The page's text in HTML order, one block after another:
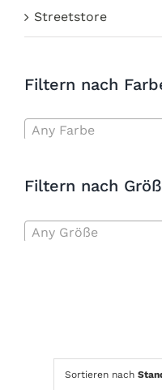
Sortieren nach
Streetstore
Filtern nach
Any Farbe
Filtern nach
Any Größe